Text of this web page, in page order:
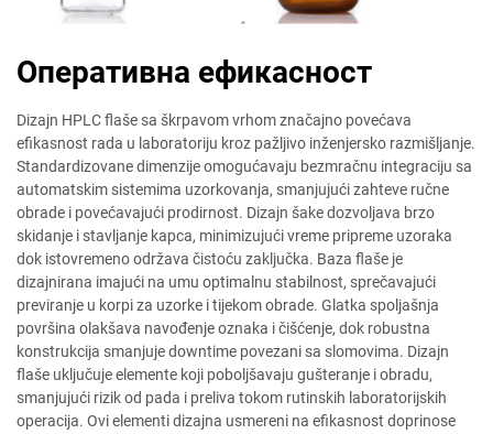
Оперативна ефикасност
Dizajn HPLC flaše sa škrpavom vrhom značajno povećava
efikasnost rada u laboratoriju kroz pažljivo inženjersko razmišljanje.
Standardizovane dimenzije omogućavaju bezmračnu integraciju sa
automatskim sistemima uzorkovanja, smanjujući zahteve ručne
obrade i povećavajući prodirnost. Dizajn šake dozvoljava brzo
skidanje i stavljanje kapca, minimizujući vreme pripreme uzoraka
dok istovremeno održava čistoću zaključka. Baza flaše je
dizajnirana imajući na umu optimalnu stabilnost, sprečavajući
previranje u korpi za uzorke i tijekom obrade. Glatka spoljašnja
površina olakšava navođenje oznaka i čišćenje, dok robustna
konstrukcija smanjuje downtime povezani sa slomovima. Dizajn
flaše uključuje elemente koji poboljšavaju gušteranje i obradu,
smanjujući rizik od pada i preliva tokom rutinskih laboratorijskih
operacija. Ovi elementi dizajna usmereni na efikasnost doprinose